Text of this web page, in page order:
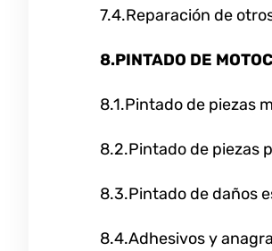
7.4.Reparación de
8.PINTADO DE
8.1.Pintado de piezas
8.2.Pintado de piezas
8.3.Pintado de daños
8.4.Adhesivos y